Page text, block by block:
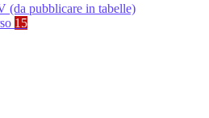
(da pubblicare in tabelle)
15